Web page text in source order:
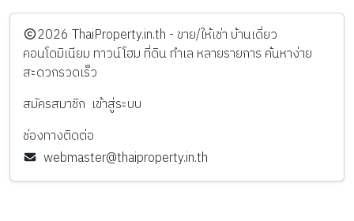
️2026 ThaiProperty.in.th - ขาย/ให้เช่า บ้านเดี่ยว
คอนโดมิเนียม ทาวน์โฮม ที่ดิน ทำเล หลายรายการ ค้นหาง่าย
สะดวกรวดเร็ว
สมัครสมาชิก เข้าสู่ระบบ
ช่องทางติดต่อ
webmaster@thaiproperty.in.th